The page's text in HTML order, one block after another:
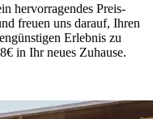
hervorragendes Preis-
freuen uns darauf, Ihren
Erlebnis zu
in Ihr neues Zuhause.